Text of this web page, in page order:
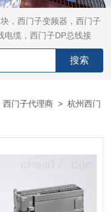
，西门子变频器，西门子
电缆，西门子DP总线接
及停产备件
西门子代理商 > 杭州西门